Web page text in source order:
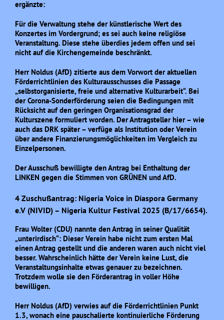
ergänzte:
Für die Verwaltung stehe der künstlerische Wert des
Konzertes im Vordergrund; es sei auch keine religiöse
Veranstaltung. Diese stehe überdies jedem offen und sei
nicht auf die Kirchengemeinde beschränkt.
Herr Noldus (AfD) zitierte aus dem Vorwort der aktuellen
Förderrichtlinien des Kulturausschusses die Passage
„selbstorganisierte, freie und alternative Kulturarbeit“. Bei
der Corona-Sonderförderung seien die Bedingungen mit
Rücksicht auf den geringen Organisationsgrad der
Kulturszene formuliert worden. Der Antragsteller hier – wie
auch das DRK später – verfüge als Institution oder Verein
über andere Finanzierungsmöglichkeiten im Vergleich zu
Einzelpersonen.
Der Ausschuß bewilligte den Antrag bei Enthaltung der
LINKEN gegen die Stimmen von GRÜNEN und AfD.
4 Zuschußantrag: Nigeria Voice in Diaspora Germany
e.V (NIVID) – Nigeria Kultur Festival 2025 (B/17/6654).
Frau Wolter (CDU) nannte den Antrag in seiner Qualität
„unterirdisch“: Dieser Verein habe nicht zum ersten Mal
einen Antrag gestellt und die anderen waren auch nicht viel
besser. Wahrscheinlich hätte der Verein keine Lust, die
Veranstaltungsinhalte etwas genauer zu bezeichnen.
Trotzdem wolle sie den Förderantrag in voller Höhe
bewilligen.
Herr Noldus (AfD) verwies auf die Förderrichtlinien Punkt
1.3, wonach eine pauschalierte kontinuierliche Förderung